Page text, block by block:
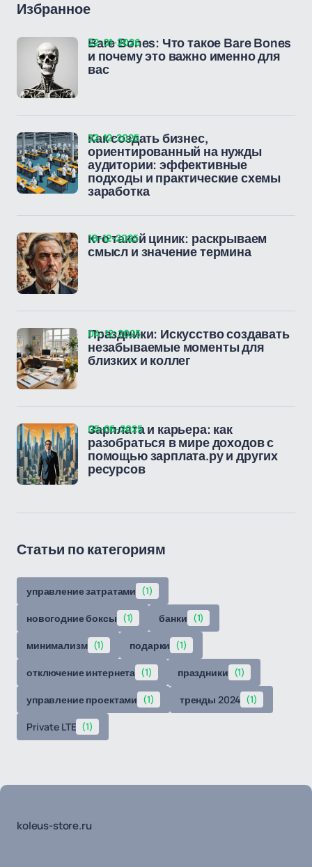
Избранное
Bare Bones: Что такое Bare Bones
и почему это важно именно для
вас
22-01-2026
Как создать бизнес,
ориентированный на нужды
аудитории: эффективные
подходы и практические схемы
заработка
22-12-2025
Кто такой циник: раскрываем
смысл и значение термина
18-12-2025
Праздники: Искусство создавать
незабываемые моменты для
близких и коллег
04-12-2025
Зарплата и карьера: как
разобраться в мире доходов с
помощью зарплата.ру и других
ресурсов
05-06-2025
Статьи по категориям
управление затратами (1)
новогодние боксы (1) банки (1)
минимализм (1) подарки (1)
отключение интернета (1) праздники (1)
управление проектами (1) тренды 2024 (1)
Private LTE (1)
koleus-store.ru